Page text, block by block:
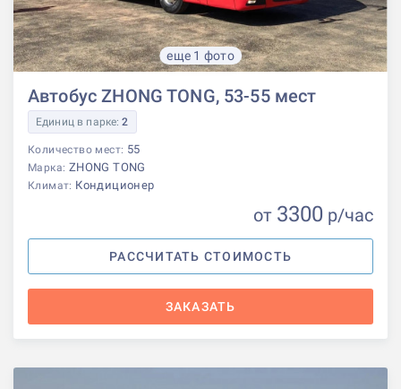
еще 1 фото
Автобус ZHONG TONG, 53-55 мест
Единиц в парке:2
Количество мест: 55
Марка: ZHONG TONG
Климат: Кондиционер
от 3300 р/час
РАССЧИТАТЬ СТОИМОСТЬ
ЗАКАЗАТЬ